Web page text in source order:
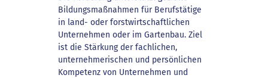
Bildungsmaßnahmen für Berufstätige
in land- oder forstwirtschaftlichen
Unternehmen oder im Gartenbau. Ziel
ist die Stärkung der fachlichen,
unternehmerischen und persönlichen
Kompetenz von Unternehmen und